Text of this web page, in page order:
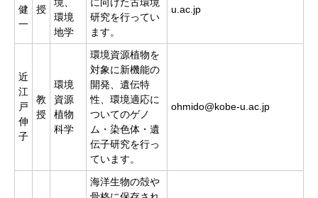
健
一
授
環境
地学
研究を行ってい
ます。
u.ac.jp
近
江
戸
伸
子
教
授
環境
資源
植物
科学
環境資源植物を
対象に新機能の
開発、遺伝特
性、環境適応に
ついてのゲノ
ム・染色体・遺
伝子研究を行っ
ています。
ohmido@kobe-u.ac.jp
海洋生物の殻や